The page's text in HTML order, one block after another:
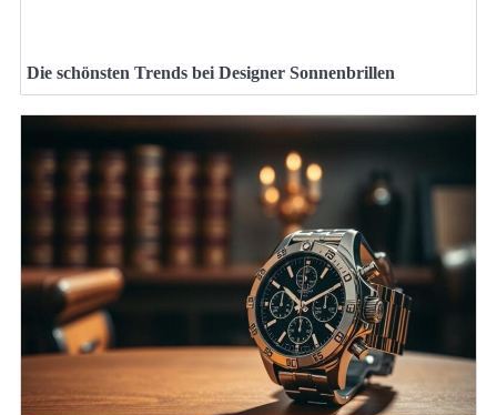
Die schönsten Trends bei Designer Sonnenbrillen